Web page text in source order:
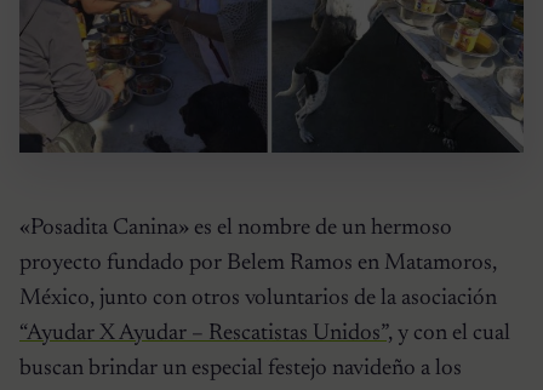
«Posadita Canina» es el nombre de un hermoso
proyecto fundado por Belem Ramos en Matamoros,
México, junto con otros voluntarios de la asociación
“Ayudar X Ayudar – Rescatistas Unidos”, y con el cual
buscan brindar un especial festejo navideño a los